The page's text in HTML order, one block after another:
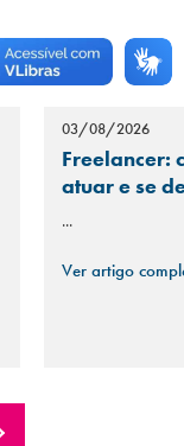
03/08/2026
Freelancer:
atuar e se
...
Ver artigo